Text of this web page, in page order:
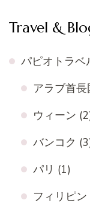
Travel &
パピオトラベ
アラブ首長
ウィーン
バンコク
パリ (1)
フィリピン